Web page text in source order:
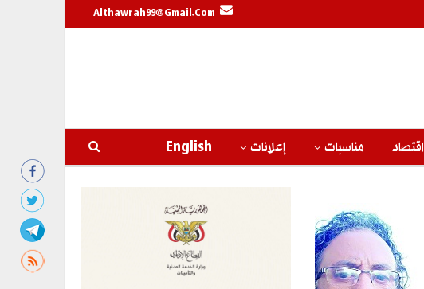
Althawrah99@gmail.com
اقتصاد مناسبات إعلانات English